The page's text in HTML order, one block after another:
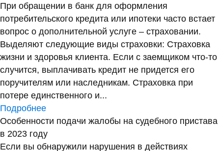
При обращении в банк для оформления
потребительского кредита или ипотеки часто встает
вопрос о дополнительной услуге – страховании.
Выделяют следующие виды страховки: Страховка
жизни и здоровья клиента. Если с заемщиком что-то
случится, выплачивать кредит не придется его
поручителям или наследникам. Страховка при
потере единственного и...
Подробнее
Особенности подачи жалобы на судебного пристава
в 2023 году
Если вы обнаружили нарушения в действиях